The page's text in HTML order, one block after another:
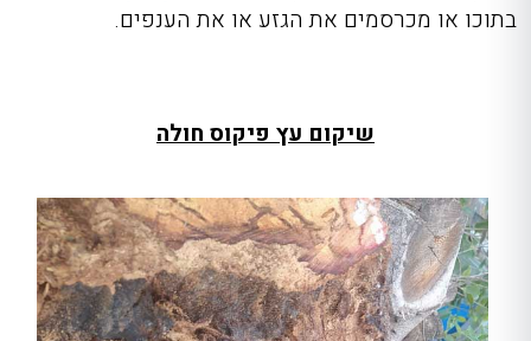
בתוכו או מכרסמים את הגזע או את הענפים.
שיקום עץ פיקוס חולה